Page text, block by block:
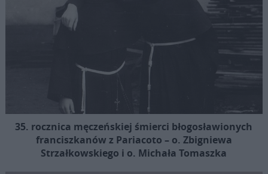
35. rocznica męczeńskiej śmierci błogosławionych
franciszkanów z Pariacoto – o. Zbigniewa
Strzałkowskiego i o. Michała Tomaszka